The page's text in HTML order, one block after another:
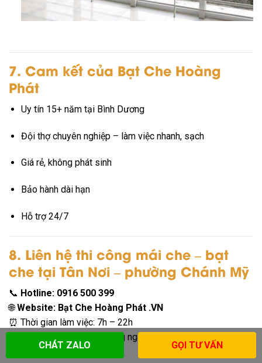
7. Cam kết của Bạt Che Hoàng
Phát
Uy tín 15+ năm tại Bình Dương
Đội thợ chuyên nghiệp – làm việc nhanh, sạch
Giá rẻ, không phát sinh
Bảo hành dài hạn
Hỗ trợ 24/7
8. Liên hệ thi công mái che – bạt
che tại Tân Nơi – phường Chánh Mỹ
📞 Hotline: 0916 500 399
🌐Website: Bạt Che Hoàng Phát .VN
⏰ Thời gian làm việc: 7h – 22h
📍 Nhận thi công nhanh trong ngày tại
Tân Nơi – Chánh Mỹ
– Thủ Dầu Một
CHÁT ZALO GỌI TƯ VẤN